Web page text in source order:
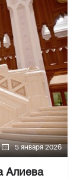
5 января 2026
Алиева